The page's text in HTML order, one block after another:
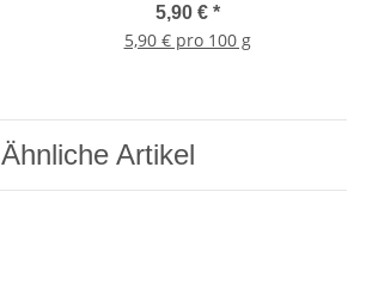
5,90 € *
5,90 € pro 100 g
Ähnliche Artikel